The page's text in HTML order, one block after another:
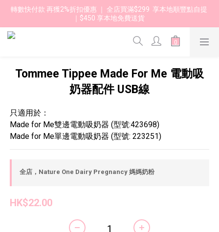
轉數快付款 再獲2%折扣優惠 ｜ 全店買滿$299  享本地順豐點自提
｜$450 享本地免費送貨
Tommee Tippee Made For Me 電動吸
奶器配件 USB線
只適用於：
Made for Me雙邊電動吸奶器 (型號:423698)
Made for Me單邊電動吸奶器 (型號: 223251)
全店，Nature One Dairy Pregnancy 媽媽奶粉
HK$22.00